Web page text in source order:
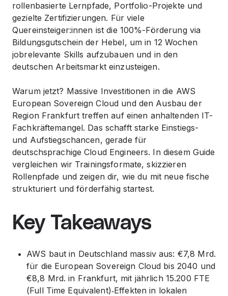
rollenbasierte Lernpfade, Portfolio-Projekte und
gezielte Zertifizierungen. Für viele
Quereinsteiger:innen ist die 100%-Förderung via
Bildungsgutschein der Hebel, um in 12 Wochen
jobrelevante Skills aufzubauen und in den
deutschen Arbeitsmarkt einzusteigen.
Warum jetzt? Massive Investitionen in die AWS
European Sovereign Cloud und den Ausbau der
Region Frankfurt treffen auf einen anhaltenden IT-
Fachkräftemangel. Das schafft starke Einstiegs-
und Aufstiegschancen, gerade für
deutschsprachige Cloud Engineers. In diesem Guide
vergleichen wir Trainingsformate, skizzieren
Rollenpfade und zeigen dir, wie du mit neue fische
strukturiert und förderfähig startest.
Key Takeaways
AWS baut in Deutschland massiv aus: €7,8 Mrd.
für die European Sovereign Cloud bis 2040 und
€8,8 Mrd. in Frankfurt, mit jährlich 15.200 FTE
(Full Time Equivalent)‑Effekten in lokalen